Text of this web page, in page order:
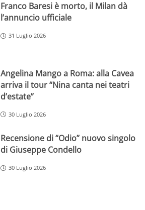
Franco Baresi è morto, il Milan dà
l’annuncio ufficiale
31 Luglio 2026
Angelina Mango a Roma: alla Cavea
arriva il tour “Nina canta nei teatri
d’estate”
30 Luglio 2026
Recensione di “Odio” nuovo singolo
di Giuseppe Condello
30 Luglio 2026